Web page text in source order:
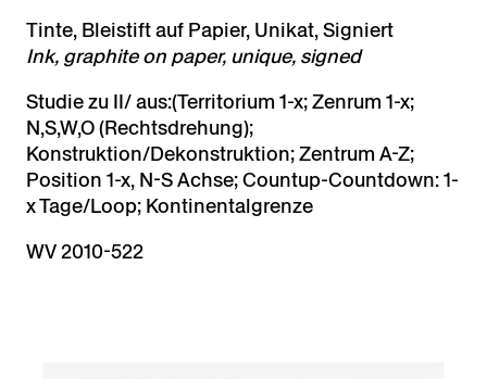
Tinte, Bleistift auf Papier, Unikat, Signiert
Ink, graphite on paper, unique, signed
Studie zu II/ aus:(Territorium 1-x; Zenrum 1-x;
N,S,W,O (Rechtsdrehung);
Konstruktion/Dekonstruktion; Zentrum A-Z;
Position 1-x, N-S Achse; Countup-Countdown: 1-
x Tage/Loop; Kontinentalgrenze
WV 2010-522